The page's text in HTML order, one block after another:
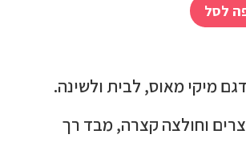
לסל
מיקי מאוס, לבית ולשינה.
וחולצה קצרה, מבד רך